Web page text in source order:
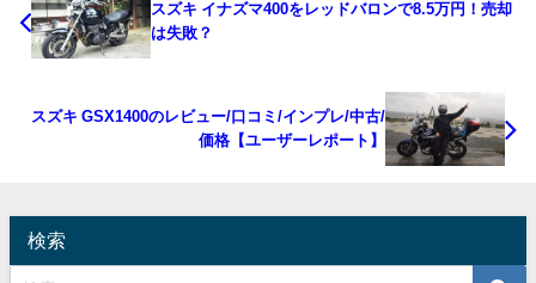
スズキ イナズマ400をレッドバロンで8.5万円！売却
は失敗？
スズキ GSX1400のレビュー/口コミ/インプレ/中古/
価格【ユーザーレポート】
検索